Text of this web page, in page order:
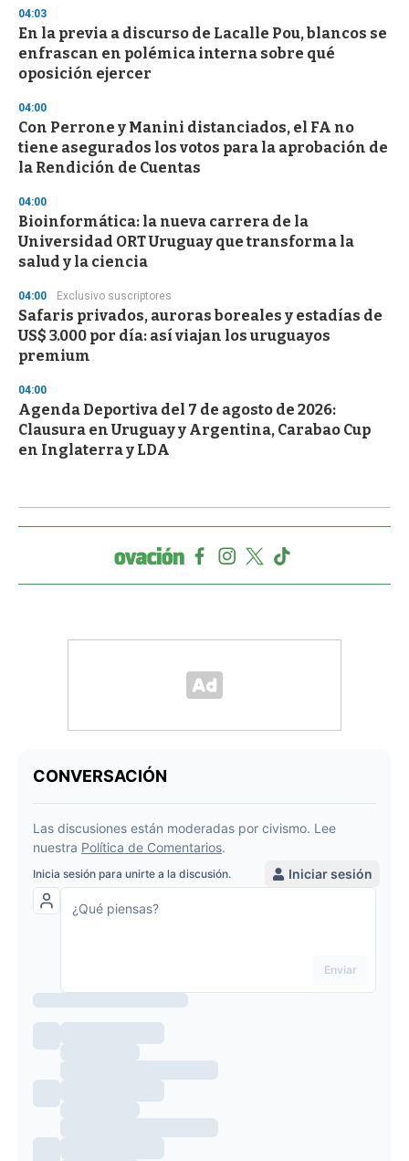
04:03
En la previa a discurso de Lacalle Pou, blancos se
enfrascan en polémica interna sobre qué
oposición ejercer
04:00
Con Perrone y Manini distanciados, el FA no
tiene asegurados los votos para la aprobación de
la Rendición de Cuentas
04:00
Bioinformática: la nueva carrera de la
Universidad ORT Uruguay que transforma la
salud y la ciencia
04:00 Exclusivo suscriptores
Safaris privados, auroras boreales y estadías de
US$ 3.000 por día: así viajan los uruguayos
premium
04:00
Agenda Deportiva del 7 de agosto de 2026:
Clausura en Uruguay y Argentina, Carabao Cup
en Inglaterra y LDA